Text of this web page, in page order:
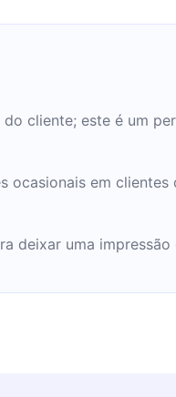
cliente; este é um
em
deixar uma